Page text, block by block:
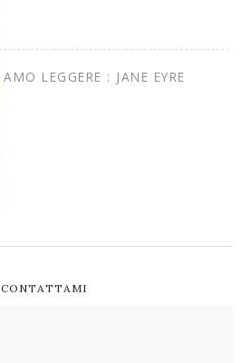
AMO LEGGERE : JANE EYRE
CONTATTAMI